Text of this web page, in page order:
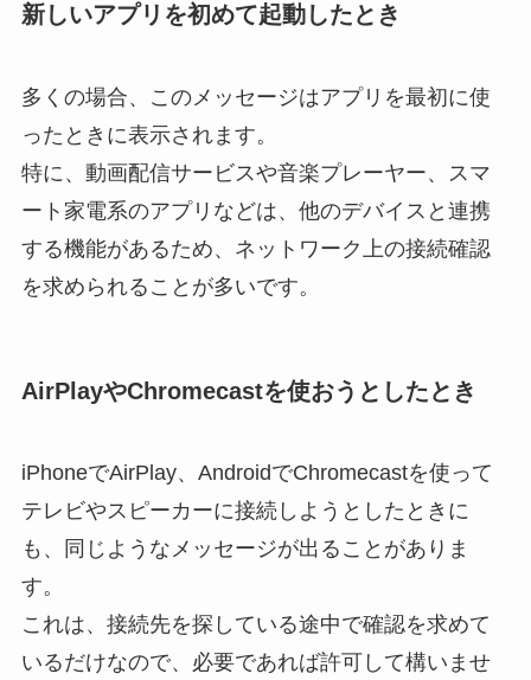
新しいアプリを初めて起動したとき
多くの場合、このメッセージはアプリを最初に使
ったときに表示されます。
特に、動画配信サービスや音楽プレーヤー、スマ
ート家電系のアプリなどは、他のデバイスと連携
する機能があるため、ネットワーク上の接続確認
を求められることが多いです。
AirPlayやChromecastを使おうとしたとき
iPhoneでAirPlay、AndroidでChromecastを使って
テレビやスピーカーに接続しようとしたときに
も、同じようなメッセージが出ることがありま
す。
これは、接続先を探している途中で確認を求めて
いるだけなので、必要であれば許可して構いませ